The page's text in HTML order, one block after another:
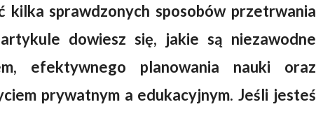
kilka sprawdzonych sposobów przetrwania
dowiesz się, jakie są niezawodne
efektywnego planowania nauki oraz
prywatnym a edukacyjnym. Jeśli jesteś